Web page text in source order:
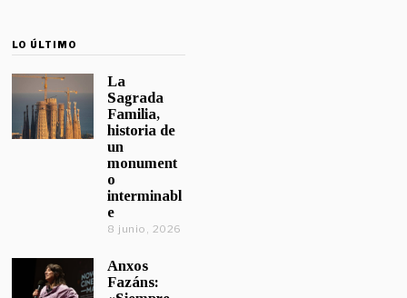
LO ÚLTIMO
La
Sagrada
Familia,
historia de
un
monument
o
interminabl
e
8 junio, 2026
Anxos
Fazáns: